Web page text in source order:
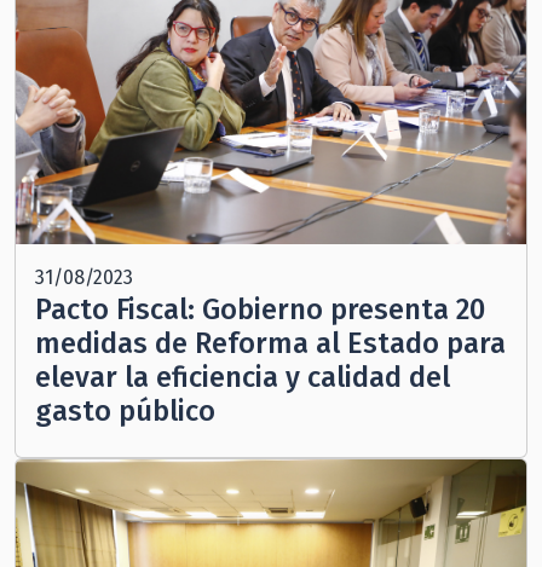
31/08/2023
Pacto Fiscal: Gobierno presenta 20
medidas de Reforma al Estado para
elevar la eficiencia y calidad del
gasto público